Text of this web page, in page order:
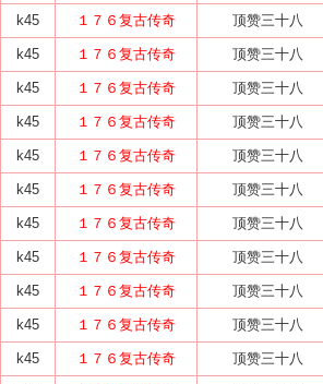
k45 １７６复古传奇 顶赞三十八
k45 １７６复古传奇 顶赞三十八
k45 １７６复古传奇 顶赞三十八
k45 １７６复古传奇 顶赞三十八
k45 １７６复古传奇 顶赞三十八
k45 １７６复古传奇 顶赞三十八
k45 １７６复古传奇 顶赞三十八
k45 １７６复古传奇 顶赞三十八
k45 １７６复古传奇 顶赞三十八
k45 １７６复古传奇 顶赞三十八
k45 １７６复古传奇 顶赞三十八